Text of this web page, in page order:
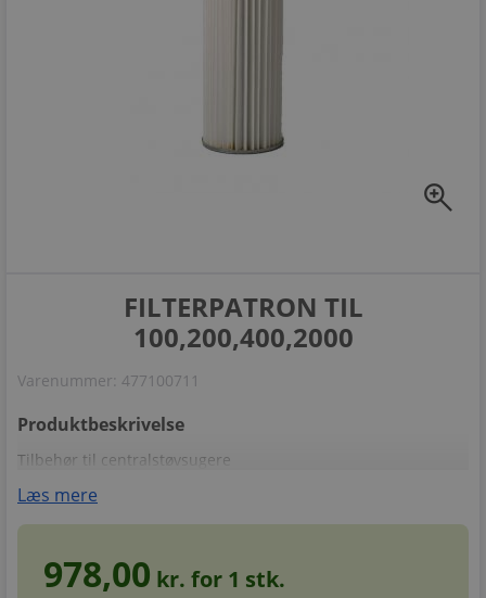
zoom_in
FILTERPATRON TIL
100,200,400,2000
Varenummer: 477100711
Produktbeskrivelse
Tilbehør til centralstøvsugere
Læs mere
978,00 kr. for 1 stk.